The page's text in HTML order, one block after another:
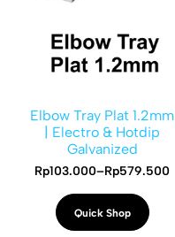
Elbow Tray Plat 1.2mm
| Electro & Hotdip
Galvanized
Rp103.000–Rp579.500
Quick Shop